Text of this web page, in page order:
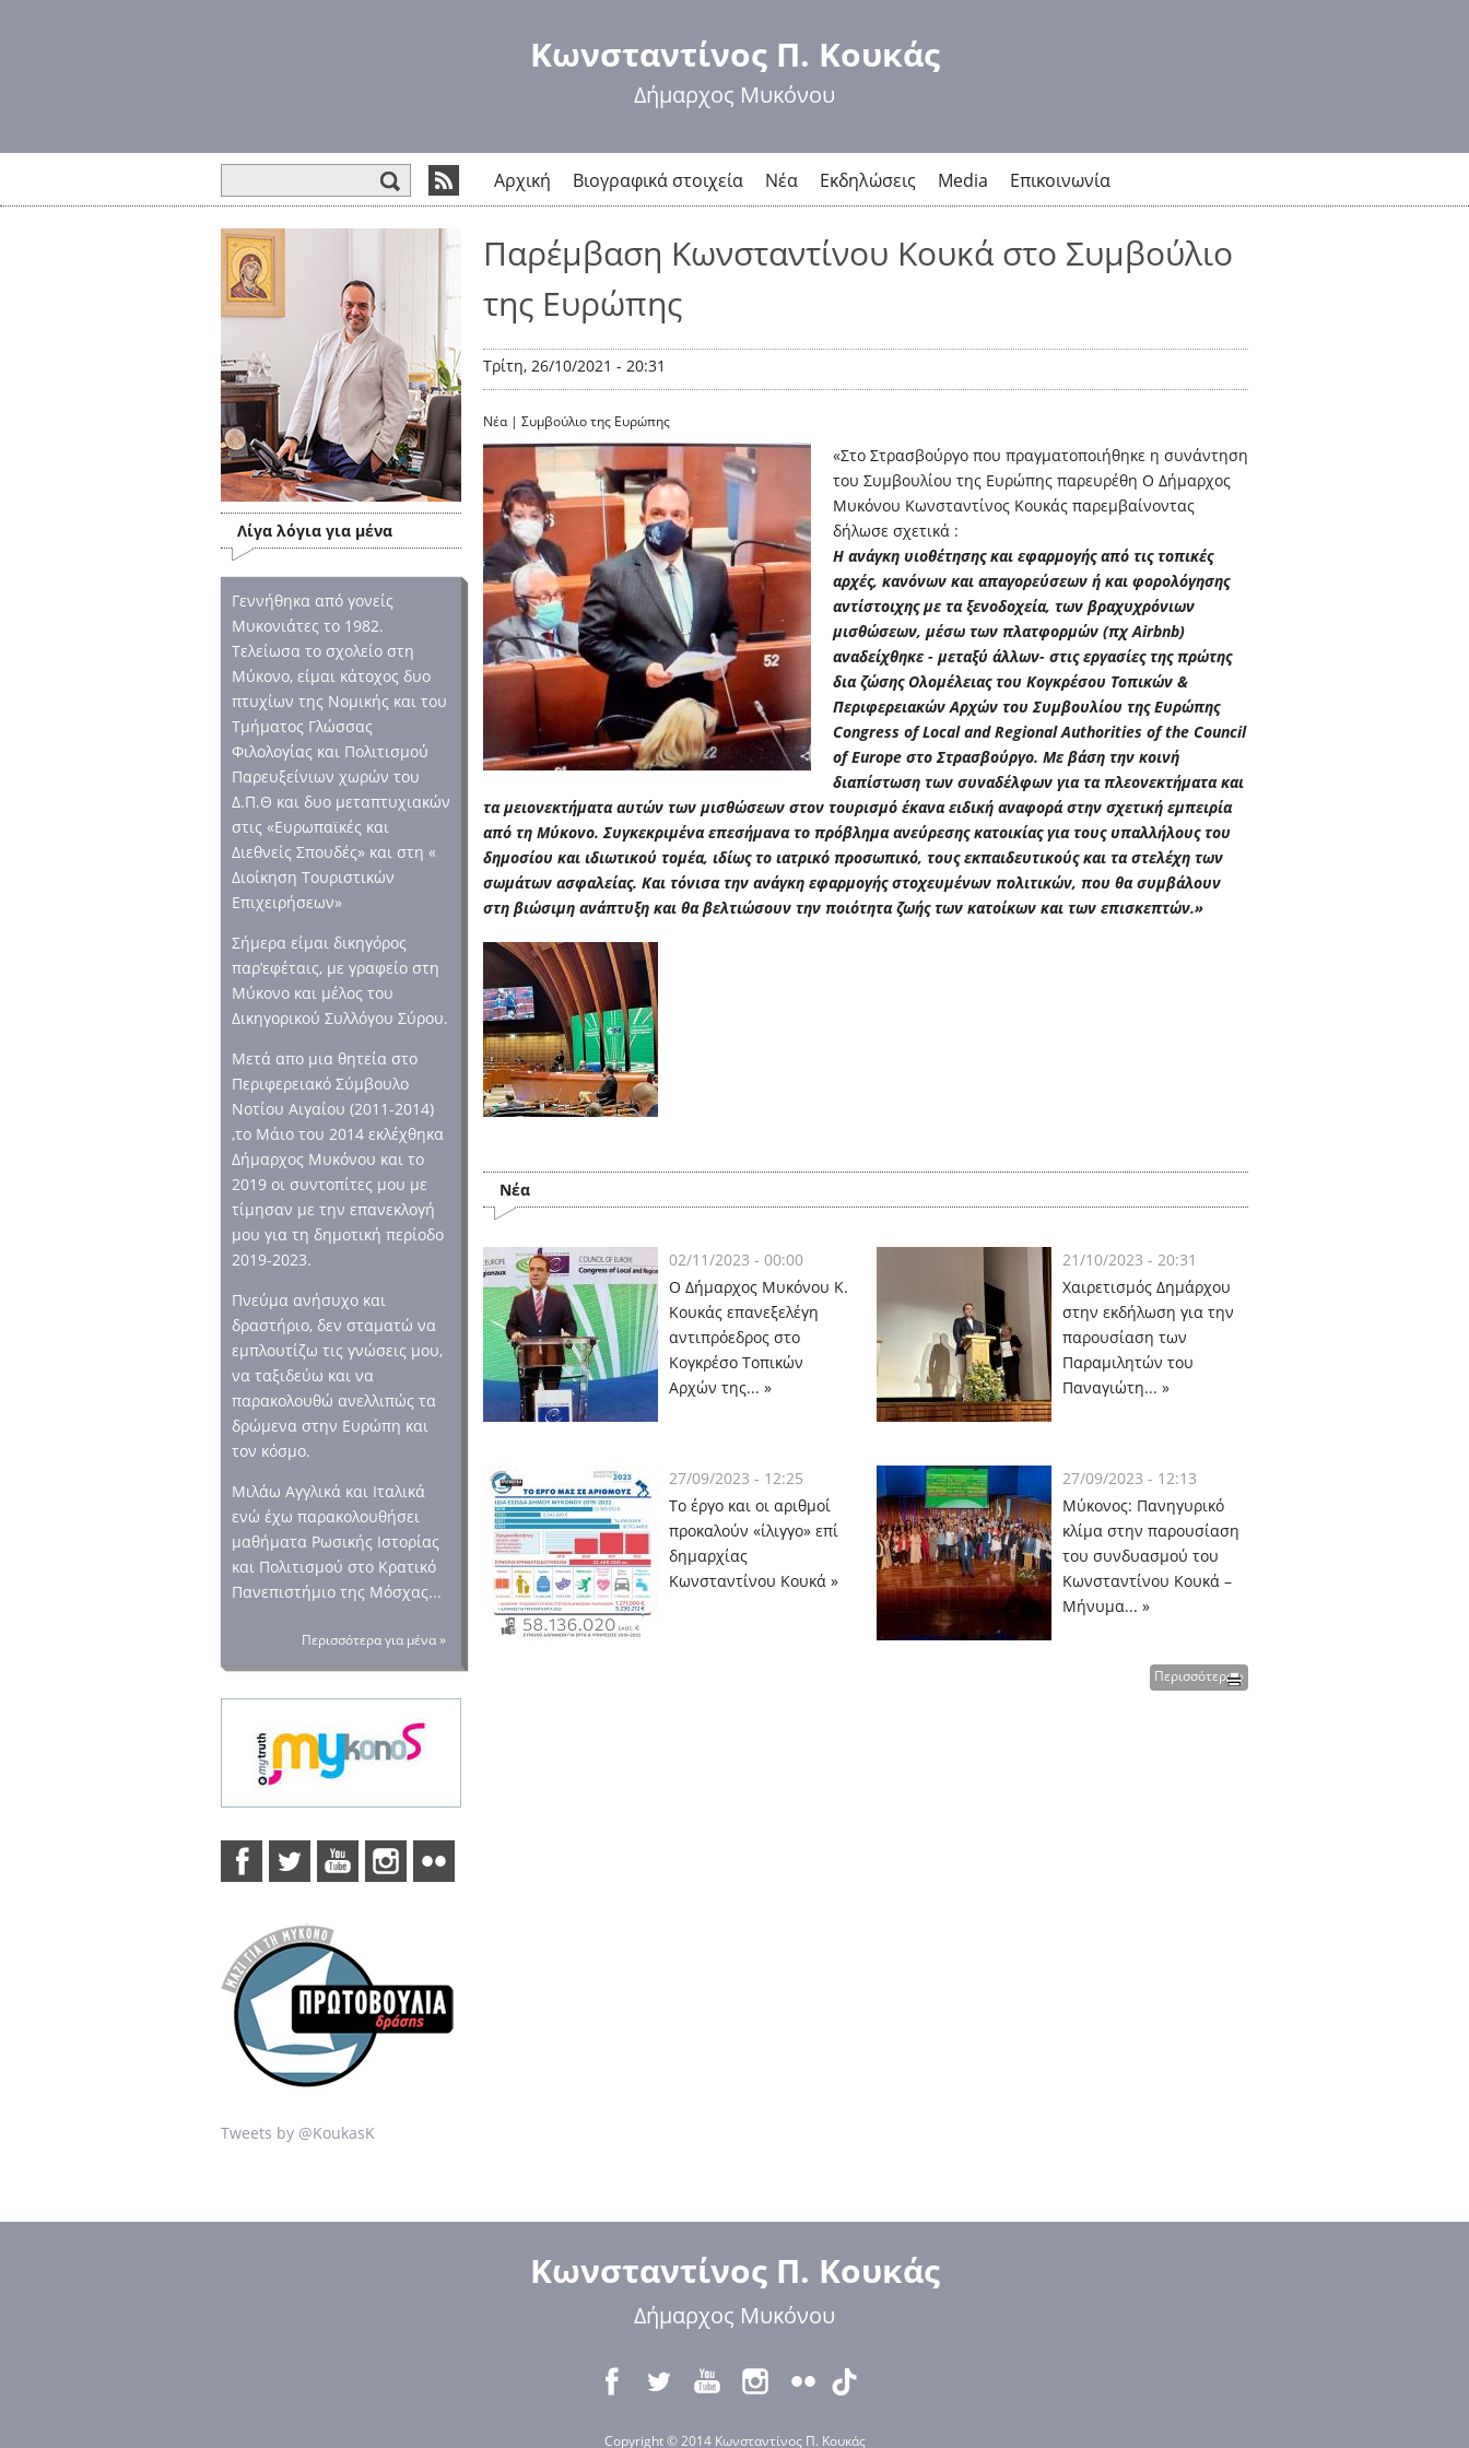
προς το
κυρίως
περιεχόμενο
Κωνσταντίνος Π. Κουκάς
Δήμαρχος Μυκόνου
Αρχική Βιογραφικά στοιχεία Νέα Εκδηλώσεις Media Επικοινωνία
Λίγα λόγια για μένα
Γεννήθηκα από γονείς
Μυκονιάτες το 1982.
Τελείωσα το σχολείο στη
Μύκονο, είμαι κάτοχος δυο
πτυχίων της Νομικής και του
Τμήματος Γλώσσας
Φιλολογίας και Πολιτισμού
Παρευξείνιων χωρών του
Δ.Π.Θ και δυο μεταπτυχιακών
στις «Ευρωπαϊκές και
Διεθνείς Σπουδές» και στη «
Διοίκηση Τουριστικών
Επιχειρήσεων»
Σήμερα είμαι δικηγόρος
παρ’εφέταις, με γραφείο στη
Μύκονο και μέλος του
Δικηγορικού Συλλόγου Σύρου.
Μετά απο μια θητεία στο
Περιφερειακό Σύμβουλο
Νοτίου Αιγαίου (2011-2014)
,το Μάιο του 2014 εκλέχθηκα
Δήμαρχος Μυκόνου και το
2019 οι συντοπίτες μου με
τίμησαν με την επανεκλογή
μου για τη δημοτική περίοδο
2019-2023.
Πνεύμα ανήσυχο και
δραστήριο, δεν σταματώ να
εμπλουτίζω τις γνώσεις μου,
να ταξιδεύω και να
παρακολουθώ ανελλιπώς τα
δρώμενα στην Ευρώπη και
τον κόσμο.
Μιλάω Αγγλικά και Ιταλικά
ενώ έχω παρακολουθήσει
μαθήματα Ρωσικής Ιστορίας
και Πολιτισμού στο Κρατικό
Πανεπιστήμιο της Μόσχας...
Περισσότερα για μένα »
Tweets by @KoukasK
Παρέμβαση Κωνσταντίνου Κουκά στο Συμβούλιο
της Ευρώπης
Τρίτη, 26/10/2021 - 20:31
Νέα| Συμβούλιο της Ευρώπης
«Στο Στρασβούργο που πραγματοποιήθηκε η συνάντηση
του Συμβουλίου της Ευρώπης παρευρέθη Ο Δήμαρχος
Μυκόνου Κωνσταντίνος Κουκάς παρεμβαίνοντας
δήλωσε σχετικά :
Η ανάγκη υιοθέτησης και εφαρμογής από τις τοπικές
αρχές, κανόνων και απαγορεύσεων ή και φορολόγησης
αντίστοιχης με τα ξενοδοχεία, των βραχυχρόνιων
μισθώσεων, μέσω των πλατφορμών (πχ Airbnb)
αναδείχθηκε - μεταξύ άλλων- στις εργασίες της πρώτης
δια ζώσης Ολομέλειας του Κογκρέσου Τοπικών &
Περιφερειακών Αρχών του Συμβουλίου της Ευρώπης
Congress of Local and Regional Authorities of the Council
of Europe στο Στρασβούργο. Με βάση την κοινή
διαπίστωση των συναδέλφων για τα πλεονεκτήματα και
τα μειονεκτήματα αυτών των μισθώσεων στον τουρισμό έκανα ειδική αναφορά στην σχετική εμπειρία
από τη Μύκονο. Συγκεκριμένα επεσήμανα το πρόβλημα ανεύρεσης κατοικίας για τους υπαλλήλους του
δημοσίου και ιδιωτικού τομέα, ιδίως το ιατρικό προσωπικό, τους εκπαιδευτικούς και τα στελέχη των
σωμάτων ασφαλείας. Και τόνισα την ανάγκη εφαρμογής στοχευμένων πολιτικών, που θα συμβάλουν
στη βιώσιμη ανάπτυξη και θα βελτιώσουν την ποιότητα ζωής των κατοίκων και των επισκεπτών.»
Nέα
02/11/2023 - 00:00
Ο Δήμαρχος Μυκόνου Κ.
Κουκάς επανεξελέγη
αντιπρόεδρος στο
Κογκρέσο Τοπικών
Αρχών της... »
21/10/2023 - 20:31
Χαιρετισμός Δημάρχου
στην εκδήλωση για την
παρουσίαση των
Παραμιλητών του
Παναγιώτη... »
27/09/2023 - 12:25
Το έργο και οι αριθμοί
προκαλούν «ίλιγγο» επί
δημαρχίας
Κωνσταντίνου Κουκά »
27/09/2023 - 12:13
Μύκονος: Πανηγυρικό
κλίμα στην παρουσίαση
του συνδυασμού του
Κωνσταντίνου Κουκά –
Μήνυμα... »
Περισσότερα »
Κωνσταντίνος Π. Κουκάς
Δήμαρχος Μυκόνου
Copyright © 2014 Κωνσταντίνος Π. Κουκάς